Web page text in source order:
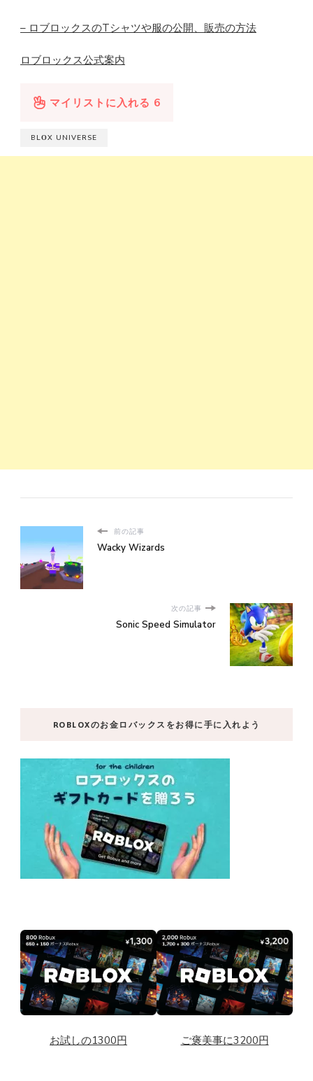
– ロブロックスのTシャツや服の公開、販売の方法
ロブロックス公式案内
マイリストに入れる 6
BLΟX UNIVERSE
前の記事
Wacky Wizards
次の記事
Sonic Speed Simulator
ROBLOXのお金ロバックスをお得に手に入れよう
お試しの1300円 ご褒美事に3200円